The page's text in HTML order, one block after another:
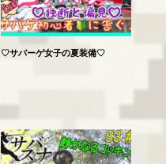
♡サバーゲ女子の夏装備♡